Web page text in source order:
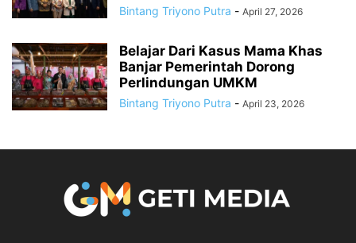
Bintang Triyono Putra - April 27, 2026
Belajar Dari Kasus Mama Khas
Banjar Pemerintah Dorong
Perlindungan UMKM
Bintang Triyono Putra - April 23, 2026